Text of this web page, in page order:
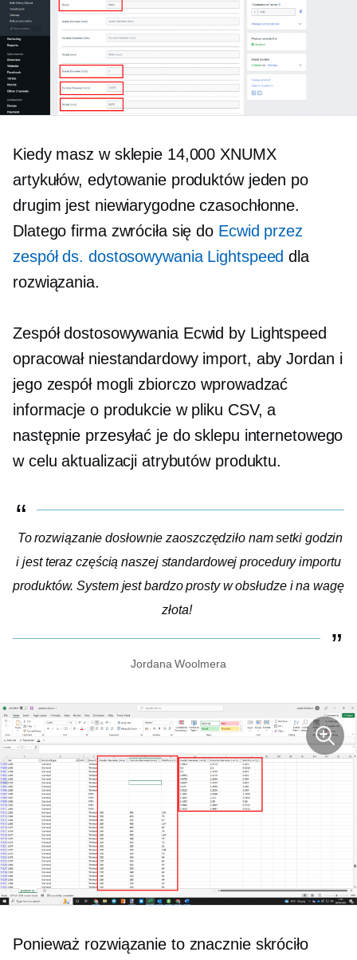
Kiedy masz w sklepie 14,000 XNUMX
artykułów, edytowanie produktów jeden po
drugim jest niewiarygodneczasochłonne.
Dlatego firma zwróciła się do Ecwid przez
zespół ds. dostosowywania Lightspeed dla
rozwiązania.
Zespół dostosowywania Ecwid by Lightspeed
opracował niestandardowy import, aby Jordan i
jego zespół mogli zbiorczo wprowadzać
informacje o produkcie w pliku CSV, a
następnie przesyłać je do sklepu internetowego
w celu aktualizacji atrybutów produktu.
To rozwiązanie dosłownie zaoszczędziło nam setki godzin
i jest teraz częścią naszej standardowej procedury importu
produktów. System jest bardzo prosty w obsłudze i na wagę
złota!
Jordana Woolmera
Ponieważ rozwiązanie to znacznie skróciło